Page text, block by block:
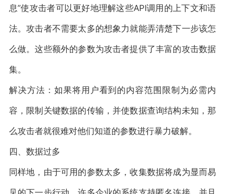
息”使攻击者可以更好地理解这些API调用的上下文和语
法。攻击者不需要太多的想象力就能弄清楚下一步该怎
么做。这些额外的参数为攻击者提供了丰富的攻击数据
集。
解决方法：如果将用户看到的内容范围限制为必需内
容，限制关键数据的传输，并使数据查询结构未知，那
么攻击者就很难对他们知道的参数进行暴力破解。
四、数据过多
同样地，由于可用的参数太多，收集数据将成为显而易